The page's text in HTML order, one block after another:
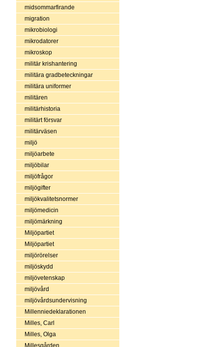
midsommarfirande
migration
mikrobiologi
mikrodatorer
mikroskop
militär krishantering
militära gradbeteckningar
militära uniformer
militären
militärhistoria
militärt försvar
militärväsen
miljö
miljöarbete
miljöbilar
miljöfrågor
miljögifter
miljökvalitetsnormer
miljömedicin
miljömärkning
Miljöpartiet
Miljöpartiet
miljörörelser
miljöskydd
miljövetenskap
miljövård
miljövårdsundervisning
Millenniedeklarationen
Milles, Carl
Milles, Olga
Millesgården